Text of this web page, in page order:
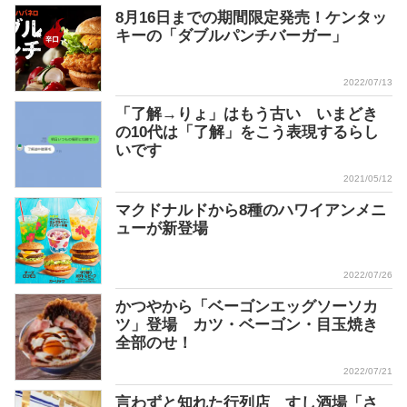
8月16日までの期間限定発売！ケンタッ
キーの「ダブルパンチバーガー」
2022/07/13
「了解→りょ」はもう古い いまどき
の10代は「了解」をこう表現するらし
いです
2021/05/12
マクドナルドから8種のハワイアンメニ
ューが新登場
2022/07/26
かつやから「ベーゴンエッグソーソカ
ツ」登場 カツ・ベーゴン・目玉焼き
全部のせ！
2022/07/21
言わずと知れた行列店 すし酒場「さ